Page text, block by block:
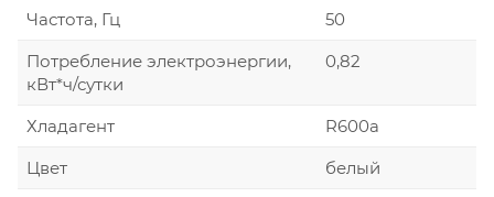
Частота, Гц
50
Потребление электроэнергии,
кВт*ч/сутки
0,82
Хладагент
R600а
Цвет
белый